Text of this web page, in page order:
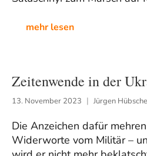
mehr lesen
Zeitenwende in der
13. November 2023 Jürgen
Die Anzeichen dafür
Widerworte vom Militär –